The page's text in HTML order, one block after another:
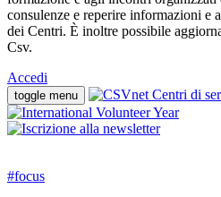
consulenze e reperire informazioni e
dei Centri. È inoltre possibile
Csv.
Accedi
toggle menu
#focus